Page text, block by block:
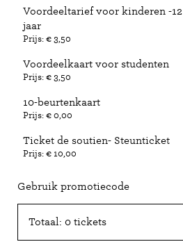
Voordeeltarief voor kinderen -12
jaar
Prijs: € 3,50
Voordeelkaart voor studenten
Prijs: € 3,50
10-beurtenkaart
Prijs: € 0,00
Ticket de soutien- Steunticket
Prijs: € 10,00
Gebruik promotiecode
Totaal: 0 tickets